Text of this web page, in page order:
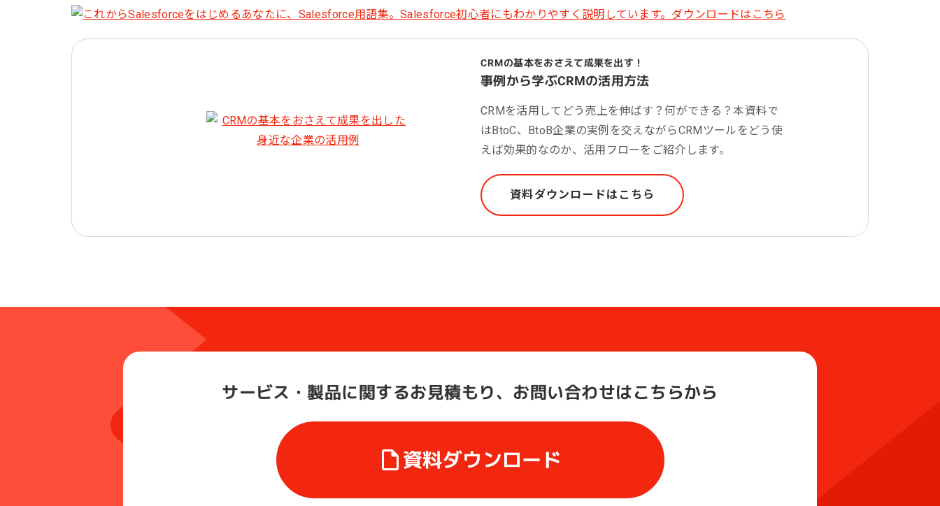
CRMの基本をおさえて成果を出す！
事例から学ぶCRMの活用方法
CRMを活用してどう売上を伸ばす？何ができる？本資料で
はBtoC、BtoB企業の実例を交えながらCRMツールをどう使
えば効果的なのか、活用フローをご紹介します。
資料ダウンロードはこちら
サービス・製品に関するお見積もり、お問い合わせはこちらから
資料ダウンロード